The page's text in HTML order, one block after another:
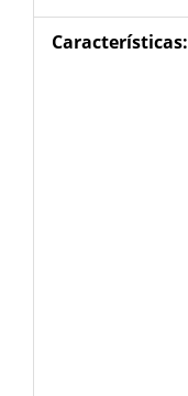
Características: